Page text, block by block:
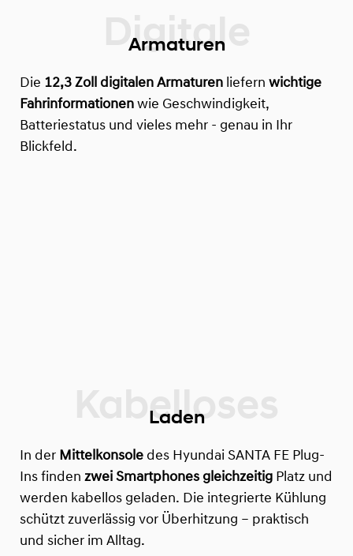
Armaturen
Die 12,3 Zoll digitalen Armaturen liefern wichtige
Fahrinformationen wie Geschwindigkeit,
Batteriestatus und vieles mehr - genau in Ihr
Blickfeld.
Laden
In der Mittelkonsole des Hyundai SANTA FE Plug-
Ins finden zwei Smartphones gleichzeitig Platz und
werden kabellos geladen. Die integrierte Kühlung
schützt zuverlässig vor Überhitzung – praktisch
und sicher im Alltag.